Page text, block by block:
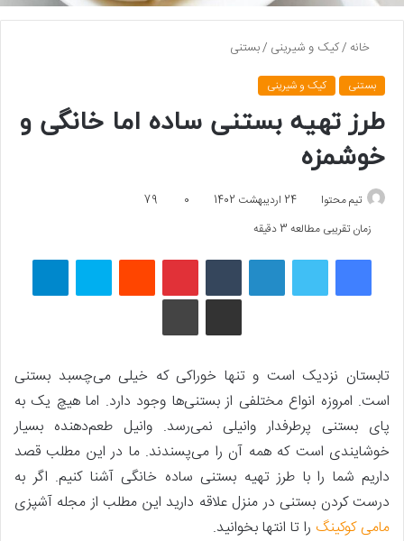
خانه /کیک و شیرینی /بستنی
بستنی کیک و شیرینی
طرز تهیه بستنی ساده اما خانگی و
خوشمزه
تیم محتوا 24 اردیبهشت 1402 0
79
زمان تقریبی مطالعه 3 دقیقه
فیسبوک لینکداین پینتریست اسکایپ
چاپ
تابستان نزدیک است و تنها خوراکی که خیلی می‌چسبد بستنی
است. امروزه انواع مختلفی از بستنی‌ها وجود دارد. اما هیچ یک به
پای بستنی پرطرفدار وانیلی نمی‌رسد. وانیل طعم‌دهنده بسیار
خوشایندی است که همه آن را می‌پسندند. ما در این مطلب قصد
داریم شما را با طرز تهیه بستنی ساده خانگی آشنا کنیم. اگر به
درست کردن بستنی در منزل علاقه دارید این مطلب از مجله آشپزی
مامی کوکینگ را تا انتها بخوانید.